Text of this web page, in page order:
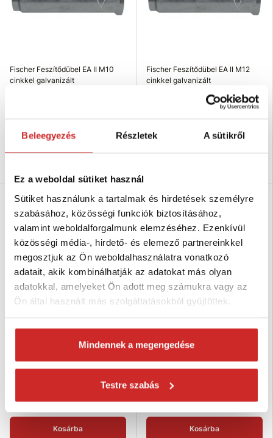
Beleegyezés Részletek A sütikről
Ez a weboldal sütiket használ
Sütiket használunk a tartalmak és hirdetések személyre
szabásához, közösségi funkciók biztosításához,
valamint weboldalforgalmunk elemzéséhez. Ezenkívül
közösségi média-, hirdető- és elemező partnereinkkel
megosztjuk az Ön weboldalhasználatra vonatkozó
adatait, akik kombinálhatják az adatokat más olyan
adatokkal, amelyeket Ön adott meg számukra vagy az
Ön által használt más szolgáltatásokból gyűjtöttek.
Mindennek a megengedése
Testre szabás
Fischer Feszítődübel EA II M10
cinkkel galvanizált
Raktáron 40 db
Fischer Feszítődübel EA II M12
cinkkel galvanizált
Raktáron 25 db
Átmérő (Mx): M6
Hosszúság (mm): 80 mm
Kosárba
5 979 Ft
Átmérő (Mx): M6
Dimenzió: None
Kosárba